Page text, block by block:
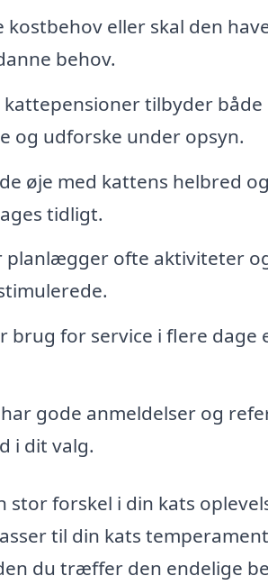
eller skal den
behov.
kattepensioner tilbyder
og udforske under opsyn.
øje med kattens helbred
tidligt.
planlægger ofte aktiviteter
brug for service i flere dage
gode anmeldelser og
i dit valg.
forskel i din kats
til din kats
du træffer den endelige